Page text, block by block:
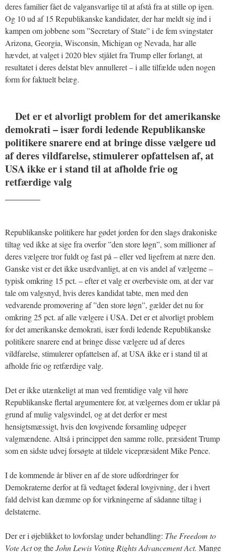
deres familier fået de valgansvarlige til at afstå fra at stille op igen.
Og 10 ud af 15 Republikanske kandidater, der har meldt sig ind i
kampen om jobbene som ”Secretary of State” i de fem svingstater
Arizona, Georgia, Wisconsin, Michigan og Nevada, har alle
hævdet, at valget i 2020 blev stjålet fra Trump eller forlangt, at
resultatet i deres delstat blev annulleret – i alle tilfælde uden nogen
form for faktuelt belæg.
Det er et alvorligt problem for det amerikanske
demokrati – især fordi ledende Republikanske
politikere snarere end at bringe disse vælgere ud
af deres vildfarelse, stimulerer opfattelsen af, at
USA ikke er i stand til at afholde frie og
retfærdige valg
Republikanske politikere har gødet jorden for den slags drakoniske
tiltag ved ikke at sige fra overfor ”den store løgn”, som millioner af
deres vælgere tror fuldt og fast på – eller ved ligefrem at nære den.
Ganske vist er det ikke usædvanligt, at en vis andel af vælgerne –
typisk omkring 15 pct. – efter et valg er overbeviste om, at der var
tale om valgsnyd, hvis deres kandidat tabte, men med den
vedvarende promovering af ”den store løgn”, gælder det nu for
omkring 25 pct. af alle vælgere i USA. Det er et alvorligt problem
for det amerikanske demokrati, især fordi ledende Republikanske
politikere snarere end at bringe disse vælgere ud af deres
vildfarelse, stimulerer opfattelsen af, at USA ikke er i stand til at
afholde frie og retfærdige valg.
Det er ikke utænkeligt at man ved fremtidige valg vil høre
Republikanske flertal argumentere for, at vælgernes dom er uklar på
grund af mulig valgsvindel, og at det derfor er mest
hensigtsmæssigt, hvis den lovgivende forsamling udpeger
valgmændene. Altså i princippet den samme rolle, præsident Trump
som en sidste udvej forsøgte at tildele vicepræsident Mike Pence.
I de kommende år bliver en af de store udfordringer for
Demokraterne derfor at få vedtaget føderal lovgivning, der i hvert
fald delvist kan dæmme op for virkningerne af sådanne tiltag i
delstaterne.
Der er i øjeblikket to lovforslag under behandling: The Freedom to
Vote Actog theJohn Lewis Voting Rights Advancement Act. Mange